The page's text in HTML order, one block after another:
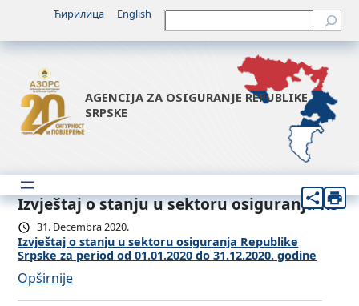
Ћирилица English Претрага
AGENCIJA ZA OSIGURANJE REPUBLIKE
SRPSKE
Izvještaj o stanju u sektoru osiguranja RS
31. Decembra 2020.
Izvještaj o stanju u sektoru osiguranja Republike
Srpske za period od 01.01.2020 do 31.12.2020. godine
Opširnije:
I